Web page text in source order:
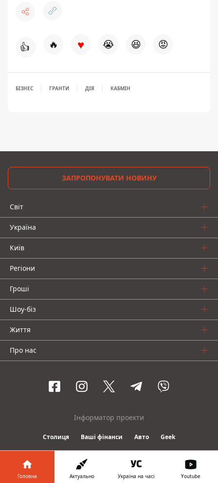
👍 🔥 ♥ 😭 😆 😡
БІЗНЕС ГРАНТИ ДІЯ КАБМІН
ЗАПРОПОНУВАТИ НОВИНУ
Світ
Україна
Київ
Регіони
Гроші
Шоу-біз
Життя
Про нас
Інформатор проекти
Столиця Ваші фінанси Авто Geek
© 2016-2026 Informator
Головна Актуально Україна на часі Youtube